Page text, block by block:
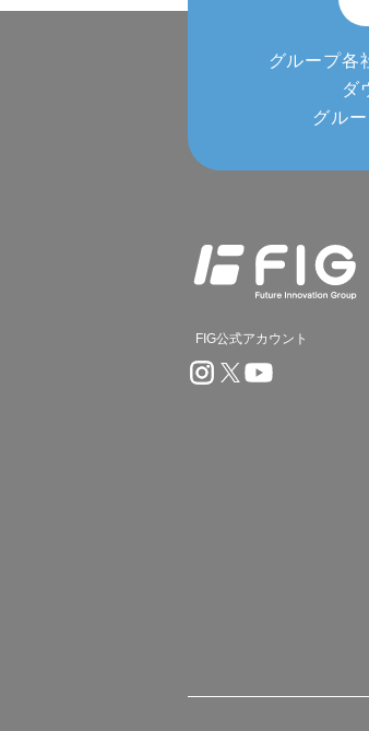
グループ各
ダ
グル
FIG公式アカウント